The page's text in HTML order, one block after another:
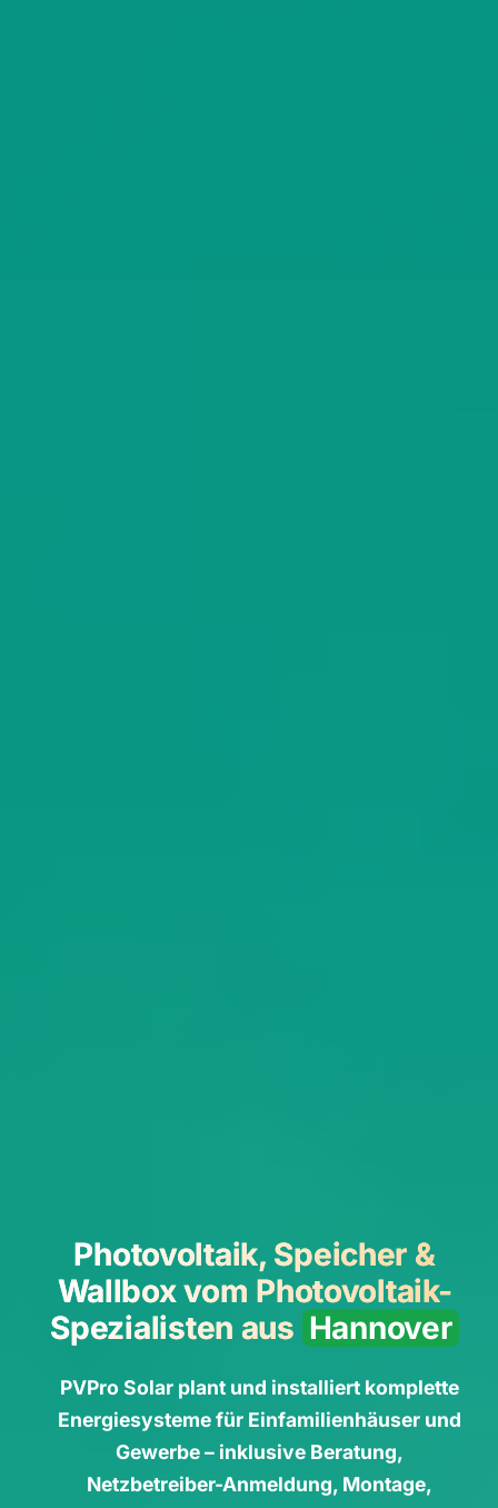
Photovoltaik, Speicher &
Wallbox vom Photovoltaik-
Spezialisten aus Hannover
PVPro Solar plant und installiert komplette
Energiesysteme für Einfamilienhäuser und
Gewerbe – inklusive Beratung,
Netzbetreiber-Anmeldung, Montage,